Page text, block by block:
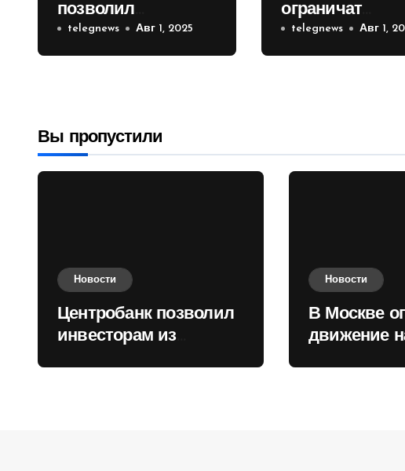
позволил
инвесторам из
враждебных
telegnews Авг 1, 2025
ограничат
движение на
Садовом
telegnews Авг 1,
Вы пропустили
Новости
Центробанк позволил
инвесторам из
Новости
В Москве
движение